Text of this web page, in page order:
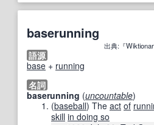
baserunning
出典:『
語源
base +‎ running
名詞
baserunning (uncountable)
(baseball) The act of
skill in doing so